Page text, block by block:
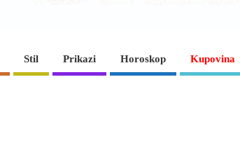
Stil Prikazi Horoskop Kupovina